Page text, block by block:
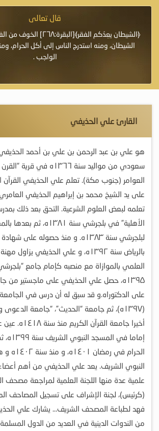
قال تعالى
﴿الشيطان يعِدُكم
الشيطان، ومنه استدرج الناس إلى أكل الحرام،
الواجب .
القارئ علي الحذيفي
هو علي بن عبد الرحمن بن علي بن أحمد
سعودي من مواليد سنة ۱۳٦٦ه في
العوامر (جنوب مكة). تعلم علي الحذيفي القرآن
على يد الشيخ محمد بن إبراهيم الحذيفي
تعلمه لبعض العلوم الشرعية. التحق بعد ذلك
الأهلية” في بلجرشي سنة
لبلجرشي سنة ۱۳۸۳ه.
و منذ حصوله على شهادة
بالرياض سنة ۱۳۹۲ه، و علي الحذيفي
العلمي بالموازاة مع منصبه كإمام جامع
۱۳۹۵ه، حصل علي الحذيفي على ماجستير من
على الدكتوراه.و قد سبق له أن درس في الجامعة
(۱۳۹۷ه)، ثم جامعة “الحديث”، “جامعة
أخيرا جامعة القرآن الكريم منذ سنة ۱٤۱۸ه.
عين
إماما في
الحرام في
النبوي الشريف. يعد علي الحذيفي من أهم
علمية عدة منها اللجنة العلمية لمراجعة مصحف
(كرئيس)، لجنة الإشراف على تسجيل المصاحف
فهد لطباعة المصحف الشريف… يشارك علي
من الندوات الدينية في العديد من الدول